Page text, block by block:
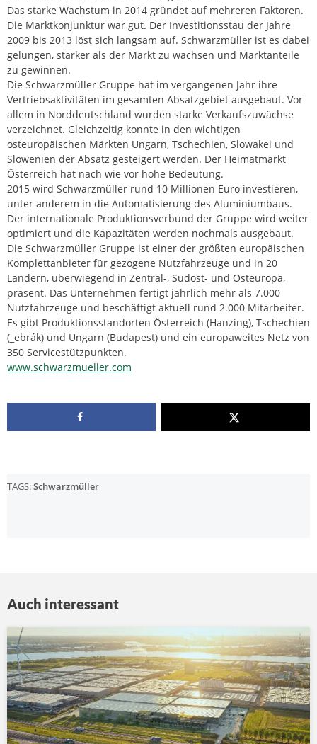
Das starke Wachstum in 2014 gründet auf mehreren Faktoren.
Die Marktkonjunktur war gut. Der Investitionsstau der Jahre
2009 bis 2013 löst sich langsam auf. Schwarzmüller ist es dabei
gelungen, stärker als der Markt zu wachsen und Marktanteile
zu gewinnen.
Die Schwarzmüller Gruppe hat im vergangenen Jahr ihre
Vertriebsaktivitäten im gesamten Absatzgebiet ausgebaut. Vor
allem in Norddeutschland wurden starke Verkaufszuwächse
verzeichnet. Gleichzeitig konnte in den wichtigen
osteuropäischen Märkten Ungarn, Tschechien, Slowakei und
Slowenien der Absatz gesteigert werden. Der Heimatmarkt
Österreich hat nach wie vor hohe Bedeutung.
2015 wird Schwarzmüller rund 10 Millionen Euro investieren,
unter anderem in die Automatisierung des Aluminiumbaus.
Der internationale Produktionsverbund der Gruppe wird weiter
optimiert und die Kapazitäten werden nochmals ausgebaut.
Die Schwarzmüller Gruppe ist einer der größten europäischen
Komplettanbieter für gezogene Nutzfahrzeuge und in 20
Ländern, überwiegend in Zentral-, Südost- und Osteuropa,
präsent. Das Unternehmen fertigt jährlich mehr als 7.000
Nutzfahrzeuge und beschäftigt aktuell rund 2.000 Mitarbeiter.
Es gibt Produktionsstandorten Österreich (Hanzing), Tschechien
(_ebrák) und Ungarn (Budapest) und ein europaweites Netz von
350 Servicestützpunkten.
www.schwarzmueller.com
TAGS:Schwarzmüller
Auch interessant